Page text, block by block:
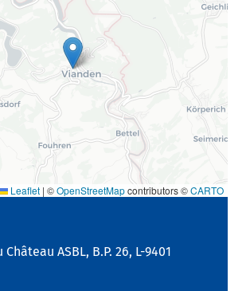
Leaflet | ©OpenStreetMapcontributors ©CARTO
ASBL, B.P. 26, L-9401